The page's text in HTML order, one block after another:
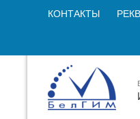
КОНТАКТЫ